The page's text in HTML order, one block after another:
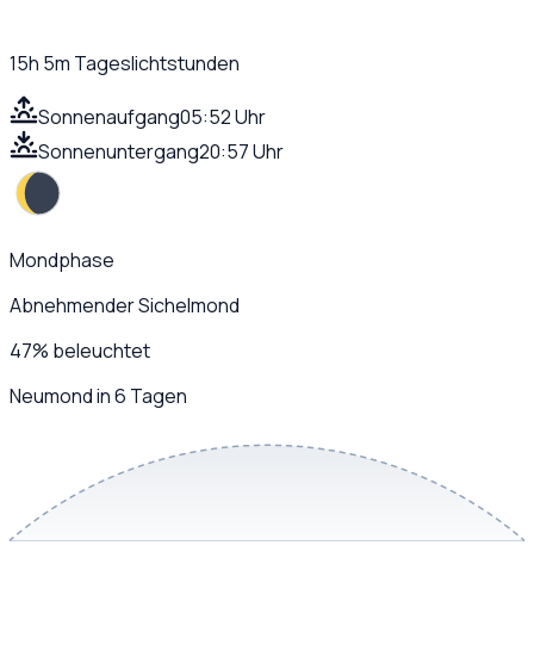
15h 5m Tageslichtstunden
Sonnenaufgang05:52 Uhr
Sonnenuntergang20:57 Uhr
Mondphase
Abnehmender Sichelmond
47% beleuchtet
Neumond in 6 Tagen